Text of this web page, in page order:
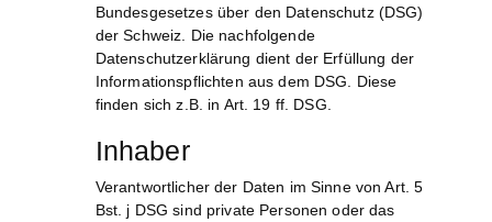
Bundesgesetzes über den Datenschutz (DSG)
der Schweiz. Die nachfolgende
Datenschutzerklärung dient der Erfüllung der
Informationspflichten aus dem DSG. Diese
finden sich z.B. in Art. 19 ff. DSG.
Inhaber
Verantwortlicher der Daten im Sinne von Art. 5
Bst. j DSG sind private Personen oder das